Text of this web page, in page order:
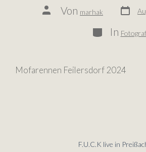
Von marhak
In
Mofarennen Feilersdorf 2024
F.U.C.K live in